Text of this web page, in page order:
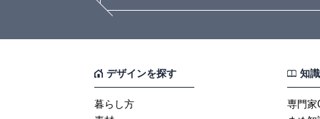
デザインを探す
暮らし方
知
専門家